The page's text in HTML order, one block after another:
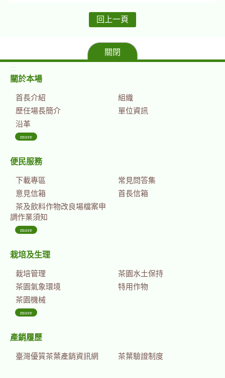
回上一頁
關閉
:::
關於本場
首長介紹
組織
歷任場長簡介
單位資訊
沿革
more
便民服務
下載專區
常見問答集
意見信箱
首長信箱
茶及飲料作物改良場檔案申
調作業須知
more
栽培及生理
栽培管理
茶園水土保持
茶園氣象環境
特用作物
茶園機械
more
產銷履歷
臺灣優質茶葉產銷資訊網 茶葉驗證制度